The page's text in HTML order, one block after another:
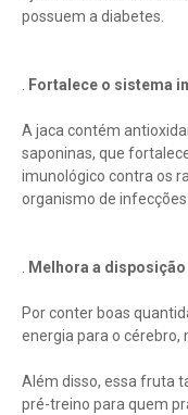
possuem a diabetes.
. Fortalece o sistema
A jaca contém
saponinas, que
imunológico contra os
organismo de
. Melhora a disposição
Por conter boas
energia para o cérebro,
Além disso, essa fruta
pré-treino para quem